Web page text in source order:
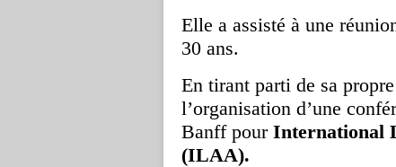
Elle a assisté à une
30 ans.
En tirant parti de sa
l’organisation d’une
Banff pour International
(ILAA).